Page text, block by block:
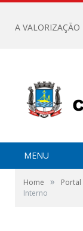
MENU
Home »
Interno